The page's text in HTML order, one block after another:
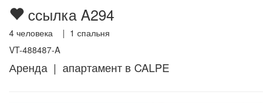
ссылка A294
4 человека | 1 спальня
VT-488487-A
Аренда | апартамент в CALPE